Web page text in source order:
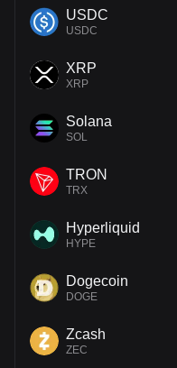
USDC
USDC
XRP
XRP
Solana
SOL
TRON
TRX
Hyperliquid
HYPE
Dogecoin
DOGE
Zcash
ZEC